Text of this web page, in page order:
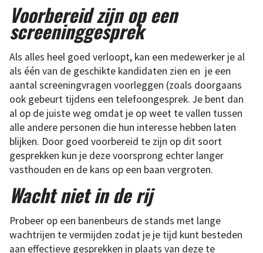
Voorbereid zijn op een
screeninggesprek
Als alles heel goed verloopt, kan een medewerker je al
als één van de geschikte kandidaten zien en je een
aantal screeningvragen voorleggen (zoals doorgaans
ook gebeurt tijdens een telefoongesprek. Je bent dan
al op de juiste weg omdat je op weet te vallen tussen
alle andere personen die hun interesse hebben laten
blijken. Door goed voorbereid te zijn op dit soort
gesprekken kun je deze voorsprong echter langer
vasthouden en de kans op een baan vergroten.
Wacht niet in de rij
Probeer op een banenbeurs de stands met lange
wachtrijen te vermijden zodat je je tijd kunt besteden
aan effectieve gesprekken in plaats van deze te